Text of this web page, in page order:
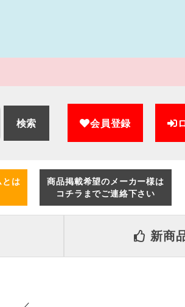
検索 会員登録
は
商品掲載希望のメーカー様は
コチラまでご連絡下さい
新商